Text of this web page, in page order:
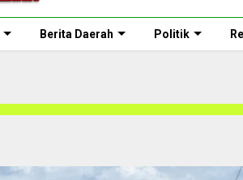
Berita Daerah Politik
Selamat Datang